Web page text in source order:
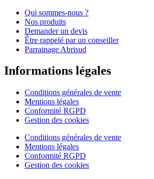
Qui sommes-nous ?
Nos produits
Demander un devis
Être rappelé par un conseiller
Parrainage Abrisud
Informations légales
Conditions générales de vente
Mentions légales
Conformité RGPD
Gestion des cookies
Conditions générales de vente
Mentions légales
Conformité RGPD
Gestion des cookies